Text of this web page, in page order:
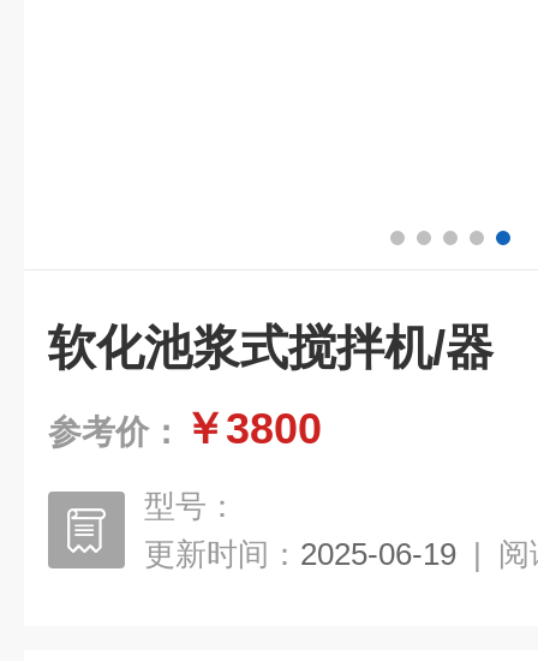
软化池浆式搅拌机/器
参考价： ￥3800
型号：
更新时间： 2025-06-19 | 阅